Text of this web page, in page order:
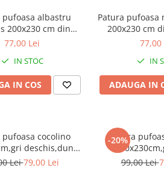
pufoasa albastru
200x230 cm din
poliester
77,00 Lei
IN STOC
IN COS
Patura pufoasa
200x230 cm
77,00
IN
ADAUGA IN
pufoasa cocolino
deschis,dungi
zag-F077
Lei79,00 Lei
-20%
Patura
99,00 Lei